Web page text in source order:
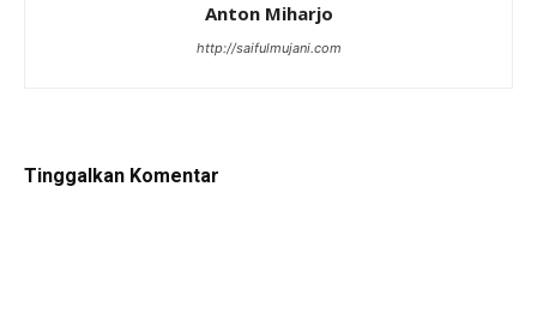
Anton Miharjo
http://saifulmujani.com
Tinggalkan Komentar